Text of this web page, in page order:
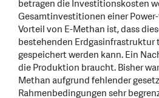
betragen die Investitionskosten
Gesamtinvestitionen einer
Vorteil von E-Methan ist, dass
bestehenden
gespeichert werden kann. Ein
die Produktion braucht. Bisher
Methan aufgrund fehlender
Rahmenbedingungen sehr